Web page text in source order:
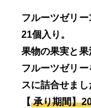
フルーツゼリ
21個入り。
果物の果実と
フルーツゼリ
スに詰合せまし
【 承り期間】